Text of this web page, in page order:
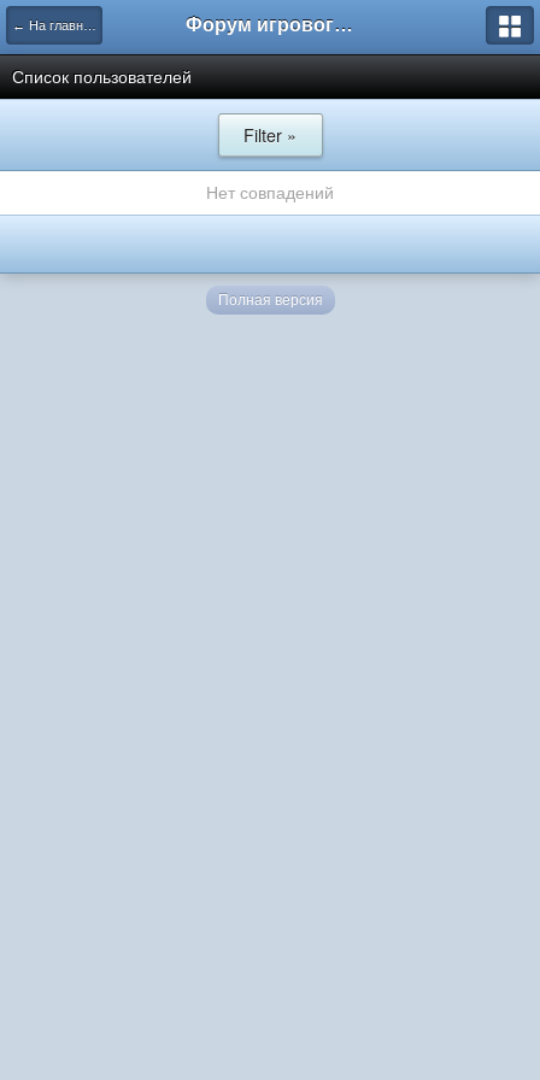
← На главную Форум игрового проекта Riverrise
Список пользователей
Filter »
Нет совпадений
Полная версия